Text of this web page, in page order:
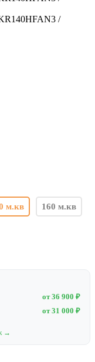
м.кв 160 м.кв
от 36 900 ₽
от 31 000 ₽
→